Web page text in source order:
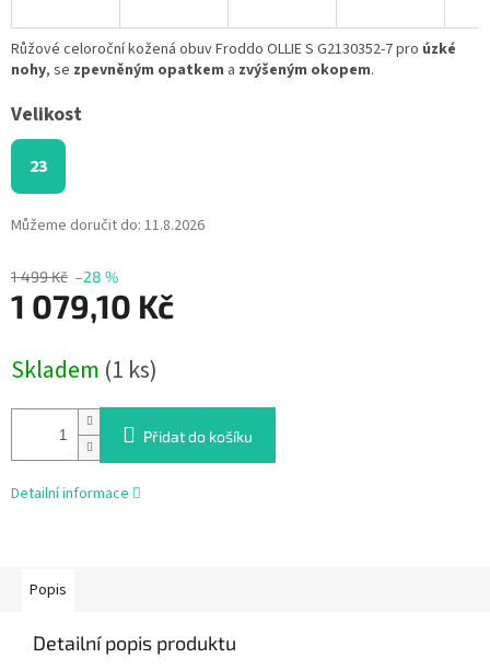
1 499 Kč –28 %
1 079,10 Kč
cena:
Skladem (1 ks)
Velikost
23
Můžeme doručit do: 11.8.2026
Přidat do košíku
Růžové celoroční kožená obuv Froddo OLLIE S G2130352-7 pro úzké
nohy, se zpevněným opatkem a zvýšeným okopem.
Detailní informace
Popis
Detailní popis produktu